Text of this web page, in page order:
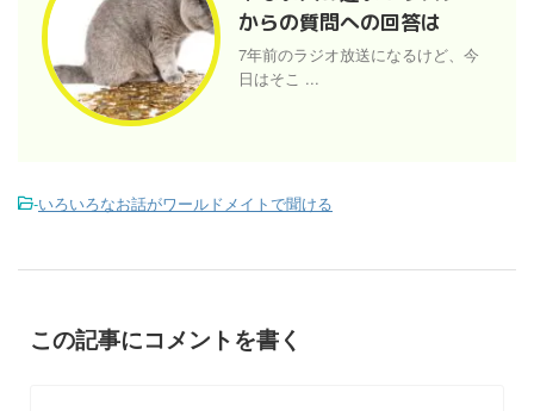
からの質問への回答は
7年前のラジオ放送になるけど、今
日はそこ ...
-いろいろなお話がワールドメイトで聞ける
この記事にコメントを書く